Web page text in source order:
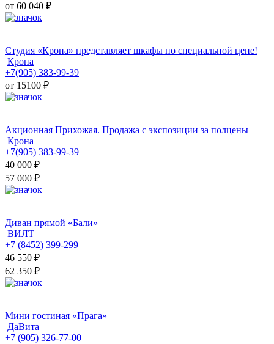
от 60 040 ₽
Студия «Крона» представляет шкафы по специальной цене!
Крона
+7(905) 383-99-39
от 15100 ₽
Акционная Прихожая. Продажа с экспозиции за полцены
Крона
+7(905) 383-99-39
40 000 ₽
57 000 ₽
Диван прямой «Бали»
ВИЛТ
+7 (8452) 399-299
46 550 ₽
62 350 ₽
Мини гостиная «Прага»
ДаВита
+7 (905) 326-77-00